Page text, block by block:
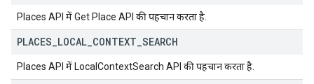
Places API में Get Place API की पहचान करता है.
PLACES LOCAL CONTEXT SEARCH
Places API में LocalContextSearch API की पहचान करता है.